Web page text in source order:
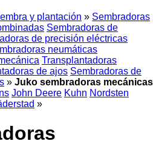
y plantación » Sembradoras
Sembradoras de
de precisión eléctricas
neumáticas
Transplantadoras
de ajos Sembradoras de
» Juko sembradoras mecánicas
John Deere Kuhn Nordsten
»